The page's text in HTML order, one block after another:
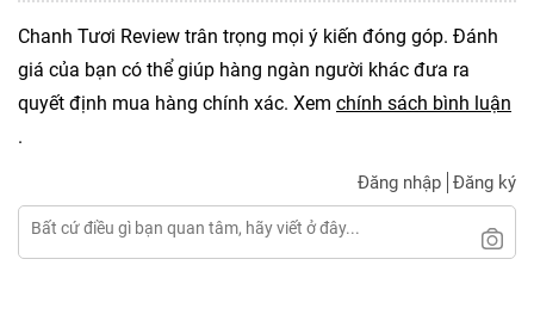
Chanh Tươi Review trân trọng mọi ý kiến đóng góp. Đánh
giá của bạn có thể giúp hàng ngàn người khác đưa ra
quyết định mua hàng chính xác. Xem chính sách bình luận
.
Đăng nhập Đăng ký